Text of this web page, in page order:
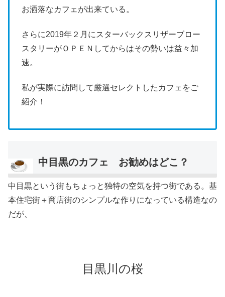
お洒落なカフェが出来ている。
さらに2019年２月にスターバックスリザーブロー
スタリーがＯＰＥＮしてからはその勢いは益々加
速。
私が実際に訪問して厳選セレクトしたカフェをご
紹介！
中目黒のカフェ お勧めはどこ？
中目黒という街もちょっと独特の空気を持つ街である。基
本住宅街＋商店街のシンプルな作りになっている構造なの
だが、
目黒川の桜